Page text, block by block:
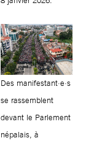
Des manifestant·e·s
se rassemblent
devant le Parlement
népalais, à